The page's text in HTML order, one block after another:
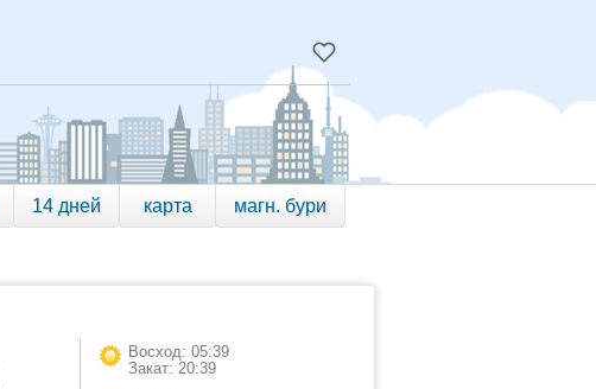
14 дней карта магн. бури
Восход: 05:39
Закат: 20:39